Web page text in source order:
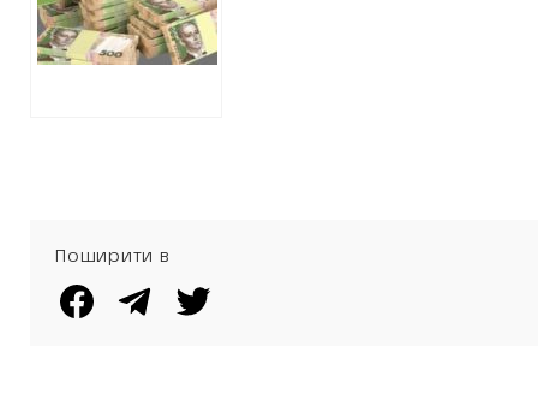
вписане у проєкт
бюджету на 2022
рік
Поширити в